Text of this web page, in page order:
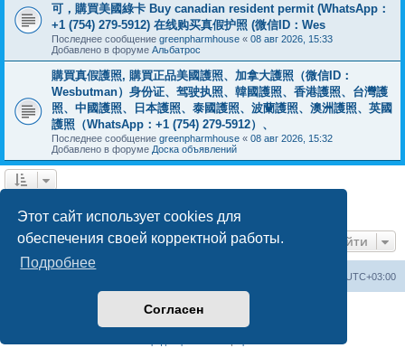
Этот сайт использует cookies для
обеспечения своей корректной работы.
Подробнее
Согласен
可，購買美國綠卡 Buy canadian resident permit (WhatsApp：
+1 (754) 279-5912) 在线购买真假护照 (微信ID：Wes
Последнее сообщение greenpharmhouse « 08 авг 2026, 15:33
Добавлено в форуме Альбатрос
購買真假護照, 購買正品美國護照、加拿大護照（微信ID：
Wesbutman）身份证、驾驶执照、韓國護照、香港護照、台灣護
照、中國護照、日本護照、泰國護照、波蘭護照、澳洲護照、英國
護照（WhatsApp：+1 (754) 279-5912）、
Последнее сообщение greenpharmhouse « 08 авг 2026, 15:32
Добавлено в форуме Доска объявлений
Перейти
UTC+03:00
Создано на основеphpBB® Forum Software © phpBB Limited
Русская поддержка phpBB